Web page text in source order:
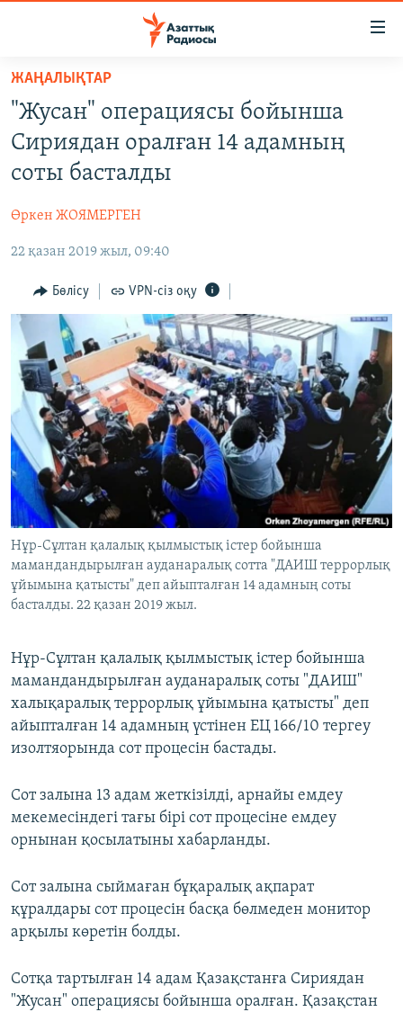
Skip
main
content
main
Navigation
Skip
Search
ЖАҢАЛЫҚТАР
САЯСАТ
AZATTYQTV
АДАМ ҚҰҚЫҚТАРЫ
ӘЛЕУМЕТ
ӘЛЕМ
АРНАЙЫ ЖОБАЛАР
Русский
ЖАЗЫЛЫҢЫЗ
Басқа тілдерде
ЖАҢАЛЫҚТАР
"Жусан" операциясы бойынша
Сириядан оралған 14 адамның
соты басталды
Өркен ЖОЯМЕРГЕН
22 қазан 2019 жыл, 09:40
Бөлісу VPN-сіз оқу
Нұр-Сұлтан қалалық қылмыстық істер бойынша
мамандандырылған ауданаралық сотта "ДАИШ террорлық
ұйымына қатысты" деп айыпталған 14 адамның соты
басталды. 22 қазан 2019 жыл.
Нұр-Сұлтан қалалық қылмыстық істер бойынша
мамандандырылған ауданаралық соты "ДАИШ"
халықаралық террорлық ұйымына қатысты" деп
айыпталған 14 адамның үстінен ЕЦ 166/10 тергеу
изолтяорында сот процесін бастады.
Сот залына 13 адам жеткізілді, арнайы емдеу
мекемесіндегі тағы бірі сот процесіне емдеу
орнынан қосылатыны хабарланды.
Сот залына сыймаған бұқаралық ақпарат
құралдары сот процесін басқа бөлмеден монитор
арқылы көретін болды.
Сотқа тартылған 14 адам Қазақстанға Сириядан
"Жусан" операциясы бойынша оралған. Қазақстан